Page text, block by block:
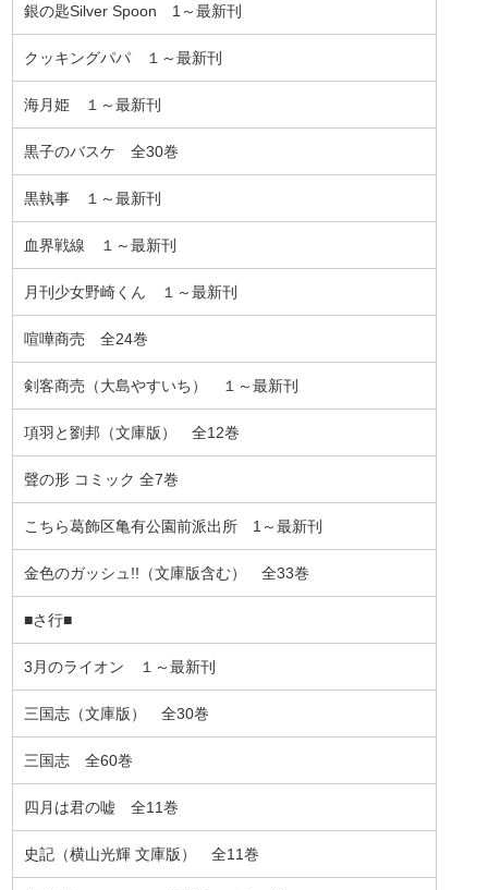
銀の匙Silver Spoon 1～最新刊
クッキングパパ １～最新刊
海月姫 １～最新刊
黒子のバスケ 全30巻
黒執事 １～最新刊
血界戦線 １～最新刊
月刊少女野崎くん １～最新刊
喧嘩商売 全24巻
剣客商売（大島やすいち） １～最新刊
項羽と劉邦（文庫版） 全12巻
聲の形 コミック 全7巻
こちら葛飾区亀有公園前派出所 1～最新刊
金色のガッシュ!!（文庫版含む） 全33巻
■さ行■
3月のライオン １～最新刊
三国志（文庫版） 全30巻
三国志 全60巻
四月は君の嘘 全11巻
史記（横山光輝 文庫版） 全11巻